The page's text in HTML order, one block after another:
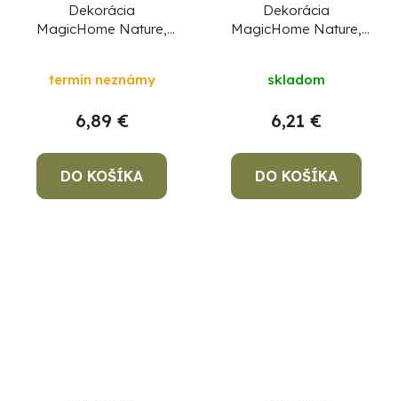
Dekorácia
MagicHome Nature,
cm
termín neznámy
6,89 €
DO KOŠÍKA
Dekorácia
MagicHome Nature,
10,5x10,5x10,6 cm
skladom
6,21 €
DO KOŠÍKA